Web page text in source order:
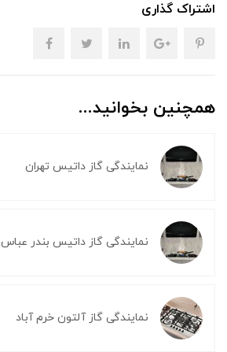
اشتراک گذاری
همچنین بخوانید...
نمایندگی گاز داتیس تهران
نمایندگی گاز داتیس بندر عباس
نمایندگی گاز آلتون خرم آباد